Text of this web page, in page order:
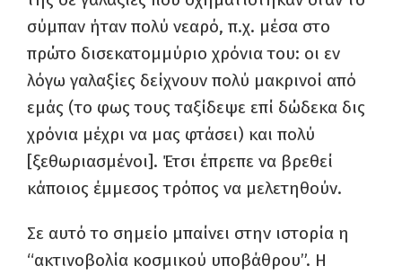
σύμπαν ήταν πολύ νεαρό, π.χ. μέσα στο
πρώτο δισεκατομμύριο χρόνια του: οι εν
λόγω γαλαξίες δείχνουν πολύ μακρινοί από
εμάς (το φως τους ταξίδεψε επί δώδεκα δις
χρόνια μέχρι να μας φτάσει) και πολύ
[ξεθωριασμένοι]. Έτσι έπρεπε να βρεθεί
κάποιος έμμεσος τρόπος να μελετηθούν.
Σε αυτό το σημείο μπαίνει στην ιστορία η
“ακτινοβολία κοσμικού υποβάθρου”. Η